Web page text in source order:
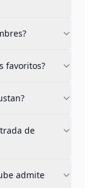
Canal de
ayuda al
con tu
Canal de
diseñados
favoritos?
de
admite